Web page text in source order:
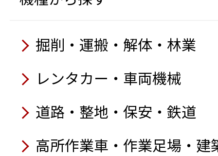
掘削・運搬・解体・林業
レンタカー・車両機械
道路・整地・保安・鉄道
高所作業車・作業足場・建